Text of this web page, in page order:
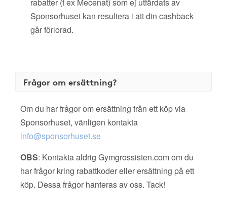
Sponsorhuset kan resultera i att din cashback
går förlorad.
Frågor om ersättning?
Om du har frågor om ersättning från ett köp via
Sponsorhuset, vänligen kontakta
info@sponsorhuset.se
OBS: Kontakta aldrig Gymgrossisten.com om du
har frågor kring rabattkoder eller ersättning på ett
köp. Dessa frågor hanteras av oss. Tack!